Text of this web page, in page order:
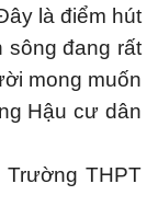
là điểm hút
sông đang rất
mong muốn
Hậu cư dân
THPT